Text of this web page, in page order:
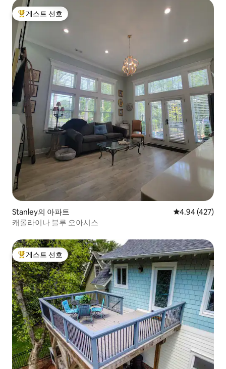
상위 게스트 선호
게스트 선호
Stanley의 아파트 평점 4.94점(5
4.94 (427)
캐롤라이나 블루 오아시스
상위 게스트 선호
게스트 선호